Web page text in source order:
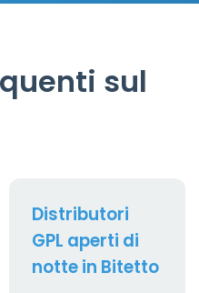
sul
Distributori
GPL aperti di
notte in Bitetto